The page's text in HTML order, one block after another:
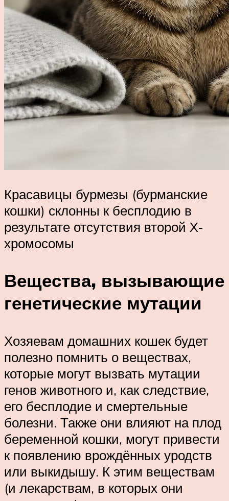
Красавицы бурмезы (бурманские
кошки) склонны к бесплодию в
результате отсутствия второй X-
хромосомы
Вещества, вызывающие
генетические мутации
Хозяевам домашних кошек будет
полезно помнить о веществах,
которые могут вызвать мутации
генов животного и, как следствие,
его бесплодие и смертельные
болезни. Также они влияют на плод
беременной кошки, могут привести
к появлению врождённых уродств
или выкидышу. К этим веществам
(и лекарствам, в которых они